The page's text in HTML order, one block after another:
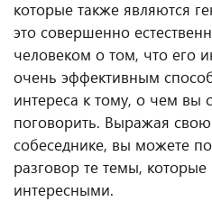
которые также являются
это совершенно
человеком о том, что его
очень эффективным
интереса к тому, о чем вы
поговорить. Выражая свою
собеседнике, вы можете
разговор те темы,
интересными.